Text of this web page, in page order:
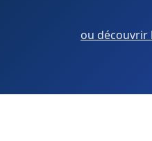
ou